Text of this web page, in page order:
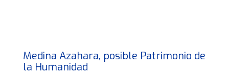
Medina Azahara, posible Patrimonio de
la Humanidad